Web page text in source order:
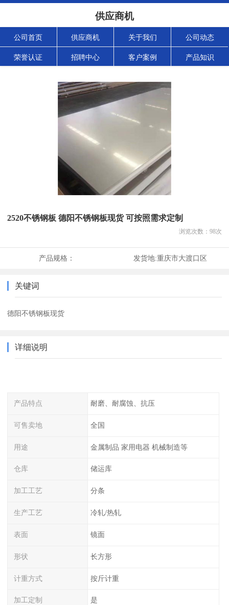
供应商机
公司首页 供应商机 关于我们 公司动态
荣誉认证 招聘中心 客户案例 产品知识
2520不锈钢板 德阳不锈钢板现货 可按照需求定制
浏览次数： 98次
产品规格： 发货地:重庆市大渡口区
关键词
德阳不锈钢板现货
详细说明
产品特点 耐磨、耐腐蚀、抗压
可售卖地 全国
用途 金属制品 家用电器 机械制造等
仓库 储运库
加工工艺 分条
生产工艺 冷轧/热轧
表面 镜面
形状 长方形
计重方式 按斤计重
加工定制 是